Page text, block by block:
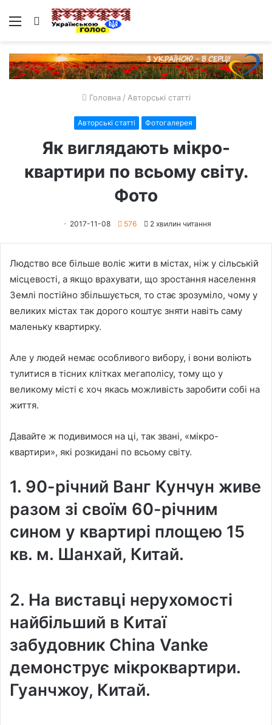
Меню Пошук
Головна / Авторські статті
Авторські статті Фотогалерея
Як виглядають мікро-
квартири по всьому світу.
Фото
2017-11-08 576 2 хвилин читання
Людство все більше воліє жити в містах, ніж у сільській
місцевості, а якщо врахувати, що зростання населення
Землі постійно збільшується, то стає зрозуміло, чому у
великих містах так дорого коштує зняти навіть саму
маленьку квартирку.
Але у людей немає особливого вибору, і вони воліють
тулитися в тісних клітках мегаполісу, тому що у
великому місті є хоч якась можливість заробити собі на
життя.
Давайте ж подивимося на ці, так звані, «мікро-
квартири», які розкидані по всьому світу.
1. 90-річний Ванг Кунчун живе
разом зі своїм 60-річним
сином у квартирі площею 15
кв. м. Шанхай, Китай.
2. На виставці нерухомості
найбільший в Китаї
забудовник China Vanke
демонструє мікроквартири.
Гуанчжоу, Китай.